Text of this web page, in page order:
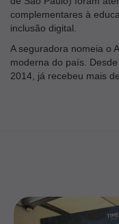
complementares à
inclusão digital.
A seguradora nomeia o
moderna do país.
2014, já recebeu mais